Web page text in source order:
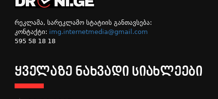
რეკლამა, სარეკლამო სტატიის განთავსება:
კონტაქტი: img.internetmedia@gmail.com
595 58 18 18
ᲧᲕᲔᲚᲐᲖᲔ ᲜᲐᲮᲕᲐᲓᲘ ᲡᲘᲐᲮᲚᲔᲔᲑᲘ